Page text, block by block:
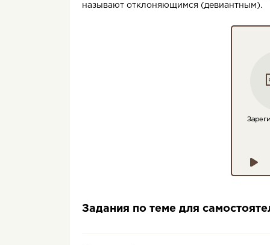
называют отклоняющимся (девиантным).
Задания по теме для